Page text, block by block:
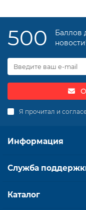
500
Баллов
Я прочитал и
Информация
Служба
Каталог